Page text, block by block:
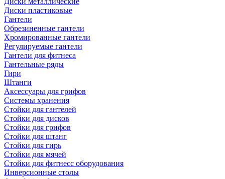
Диски пластиковые
Гантели
Обрезиненные гантели
Хромированные гантели
Регулируемые гантели
Гантели для фитнеса
Гантельные ряды
Гири
Штанги
Аксессуары для грифов
Системы хранения
Стойки для гантелей
Стойки для дисков
Стойки для грифов
Стойки для штанг
Стойки для гирь
Стойки для мячей
Стойки для фитнесс оборудования
Инверсионные столы